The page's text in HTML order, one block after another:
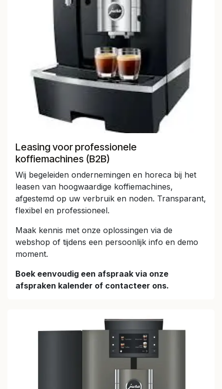
Leasing voor professionele
koffiemachines (B2B)
Wij begeleiden ondernemingen en horeca bij het
leasen van hoogwaardige koffiemachines,
afgestemd op uw verbruik en noden. Transparant,
flexibel en professioneel.
Maak kennis met onze oplossingen via de
webshop of tijdens een persoonlijk info en demo
moment.
Boek eenvoudig een afspraak via onze
afspraken kalender of contacteer ons.